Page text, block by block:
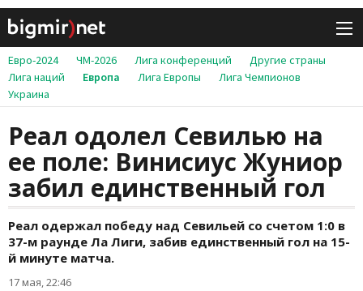
Евро-2024 ЧМ-2026 Лига конференций
Другие страны
Лига наций
Европа Лига Европы
Лига Чемпионов
Украина
Реал одолел Севилью на
ее поле: Винисиус Жуниор
забил единственный гол
Реал одержал победу над Севильей со счетом 1:0 в
37-м раунде Ла Лиги, забив единственный гол на 15-
й минуте матча.
17 мая, 22:46